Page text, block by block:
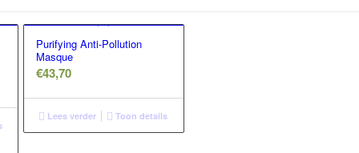
Purifying Anti-Pollution
Masque
€43,70
Lees verder Toon details